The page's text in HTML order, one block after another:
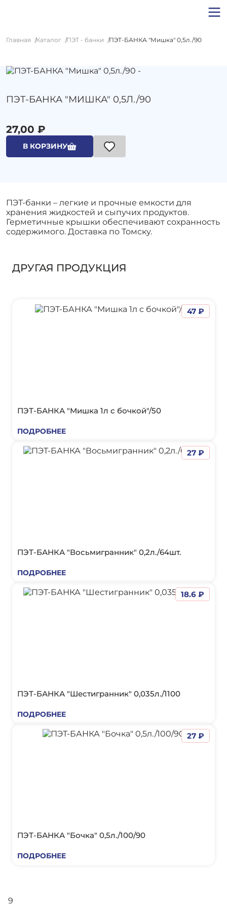
Главная Каталог ПЭТ - банки ПЭТ-БАНКА "Мишка" 0,5л./90
ПЭТ-БАНКА "МИШКА" 0,5Л./90
27,00 ₽
В КОРЗИНУ
ПЭТ-банки – легкие и прочные емкости для
хранения жидкостей и сыпучих продуктов.
Герметичные крышки обеспечивают сохранность
содержимого. Доставка по Томску.
ДРУГАЯ ПРОДУКЦИЯ
ПЭТ-БАНКА "Мишка 1л с бочкой"/50
ПОДРОБНЕЕ
47 ₽
ПЭТ-БАНКА "Восьмигранник" 0,2л./64шт.
ПОДРОБНЕЕ
27 ₽
ПЭТ-БАНКА "Шестигранник" 0,035л./1100
ПОДРОБНЕЕ
18.6 ₽
ПЭТ-БАНКА "Бочка" 0,5л./100/90
ПОДРОБНЕЕ
27 ₽
9